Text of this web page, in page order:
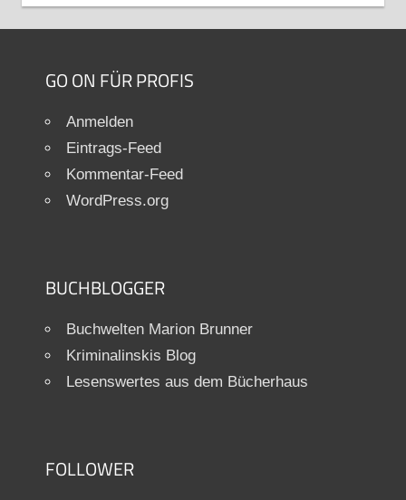
GO ON FÜR PROFIS
Anmelden
Eintrags-Feed
Kommentar-Feed
WordPress.org
BUCHBLOGGER
Buchwelten Marion Brunner
Kriminalinskis Blog
Lesenswertes aus dem Bücherhaus
FOLLOWER